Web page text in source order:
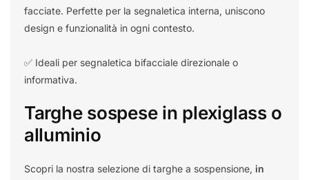
facciate. Perfette per la segnaletica interna, uniscono
design e funzionalità in ogni contesto.
✅ Ideali per segnaletica bifacciale direzionale o
informativa.
Targhe sospese in plexiglass o
alluminio
Scopri la nostra selezione di targhe a sospensione, in